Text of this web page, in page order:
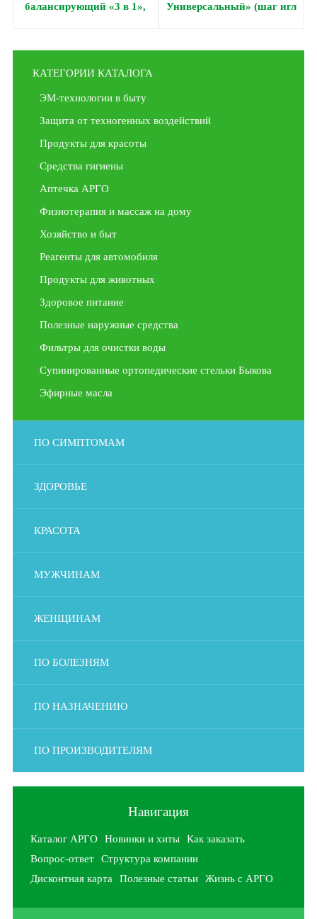
балансирующий «3 в 1»,
Универсальный» (шаг игл
КАТЕГОРИИ КАТАЛОГА
ЭМ-технологии в быту
Защита от техногенных воздействий
Продукты для красоты
Средства гигиены
Аптечка АРГО
Физиотерапия и массаж на дому
Хозяйство и быт
Реагенты для автомобиля
Продукты для животных
Здоровое питание
Полезные наружные средства
Фильтры для очистки воды
Супинированные ортопедические стельки Быкова
Эфирные масла
ПО СИМПТОМАМ
ЗДОРОВЬЕ
КРАСОТА
МУЖЧИНАМ
ЖЕНЩИНАМ
ПО БОЛЕЗНЯМ
ПО НАЗНАЧЕНИЮ
ПО ПРОИЗВОДИТЕЛЯМ
Навигация
Каталог АРГО Новинки и хиты
Как заказать
Вопрос-ответ
Структура компании
Дисконтная карта
Полезные статьи Жизнь с АРГО